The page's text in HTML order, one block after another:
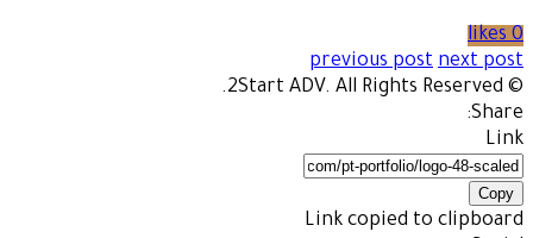
0 likes
previous post next post
© 2Start ADV. All Rights Reserved.
Share:
Link
Copy
Link copied to clipboard